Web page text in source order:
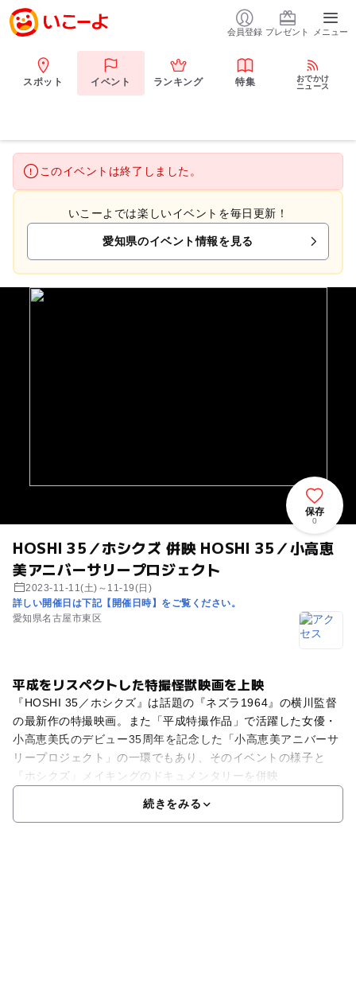
会員登録 プレゼント メニュー
スポット イベント ランキング 特集
おでかけ
ニュース
このイベントは終了しました。
いこーよでは楽しいイベントを毎日更新！
愛知県のイベント情報を見る
HOSHI 35／ホシクズ 併映 HOSHI 35／小高恵
美アニバーサリープロジェクト
2023-11-11(土)～11-19(日)
詳しい開催日は下記【開催日時】をご覧ください。
愛知県名古屋市東区
保存
0
平成をリスペクトした特撮怪獣映画を上映
『HOSHI 35／ホシクズ』は話題の『ネズラ1964』の横川監督
の最新作の特撮映画。また「平成特撮作品」で活躍した女優・
小高恵美氏のデビュー35周年を記念した「小高恵美アニバーサ
リープロジェクト」の一環でもあり、そのイベントの様子と
『ホシクズ』メイキングのドキュメンタリーを併映
続きをみる